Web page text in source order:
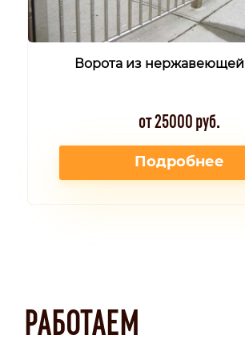
Ворота из нержавеющей
от 25000 руб.
Подробнее
РАБОТАЕМ